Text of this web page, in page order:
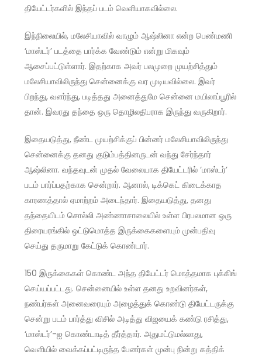
தியேட்டர்களில் இந்தப் படம் வெளியாகவில்லை.
இந்நிலையில், மலேசியாவில் வாழும் ஆஷ்லினா என்ற பெண்மணி
‘மாஸ்டர்’ படத்தை பார்க்க வேண்டும் என்று மிகவும்
ஆசைப்பட்டுள்ளார். இதற்காக அவர் பலமுறை முயற்சித்தும்
மலேசியாவிலிருந்து சென்னைக்கு வர முடியவில்லை. இவர்
பிறந்து, வளர்ந்து, படித்தது அனைத்துமே சென்னை மயிலாப்பூரில்
தான். இவரது தந்தை ஒரு தொழிலதிபராக இருந்து வருகிறார்.
இதையடுத்து, நீண்ட முயற்சிக்குப் பின்னர் மலேசியாவிலிருந்து
சென்னைக்கு தனது குடும்பத்தினருடன் வந்து சேர்ந்தார்
ஆஷ்லினா. வந்தவுடன் முதல் வேலையாக தியேட்டரில் ‘மாஸ்டர்’
படம் பார்ப்பதற்காக சென்றார். ஆனால், டிக்கெட் கிடைக்காத
காரணத்தால் ஏமாற்றம் அடைந்தார். இதையடுத்து, தனது
தந்தையிடம் சொல்லி அண்ணாசாலையில் உள்ள பிரபலமான ஒரு
திரையரங்கில் ஒட்டுமொத்த இருக்கைகளையும் முன்பதிவு
செய்து தருமாறு கேட்டுக் கொண்டார்.
150 இருக்கைகள் கொண்ட அந்த தியேட்டர் மொத்தமாக புக்கிங்
செய்யப்பட்டது. சென்னையில் உள்ள தனது உறவினர்கள்,
நண்பர்கள் அனைவரையும் அழைத்துக் கொண்டு தியேட்டருக்கு
சென்று படம் பார்த்து விசில் அடித்து விஜயைக் கண்டு ரசித்து,
‘மாஸ்டர்’-ஐ கொண்டாடித் தீர்த்தார். அதுமட்டுமல்லாது,
வெளியில் வைக்கப்பட்டிருந்த பேனர்கள் முன்பு நின்று கத்திக்